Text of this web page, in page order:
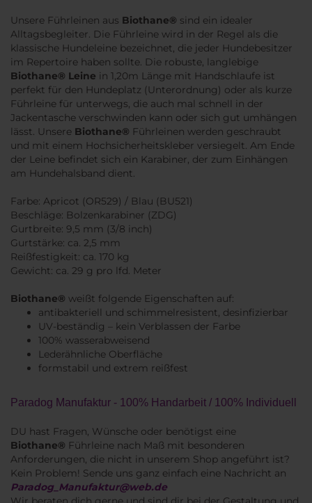
Unsere Führleinen aus Biothane® sind ein idealer
Alltagsbegleiter. Die Führleine wird in der Regel als die
klassische Hundeleine bezeichnet, die jeder Hundebesitzer
im Repertoire haben sollte. Die robuste, langlebige
Biothane® Leine in 1,20m Länge mit Handschlaufe ist
perfekt für den Hundeplatz (Unterordnung) oder als kurze
Führleine für unterwegs, die auch mal schnell in der
Jackentasche verschwinden kann oder sich gut umhängen
lässt. Unsere Biothane® Führleinen werden geschraubt
und mit einem Hochsicherheitskleber versiegelt. Am Ende
der Leine befindet sich ein Karabiner, der zum Einhängen
am Hundehalsband dient.
Farbe: Apricot (OR529) / Blau (BU521)
Beschläge: Bolzenkarabiner (ZDG)
Gurtbreite: 9,5 mm (3/8 inch)
Gurtstärke: ca. 2,5 mm
Reißfestigkeit: ca. 170 kg
Gewicht: ca. 29 g pro lfd. Meter
Biothane® weißt folgende Eigenschaften auf:
antibakteriell und schimmelresistent, desinfizierbar
UV-beständig – kein Verblassen der Farbe
100% wasserabweisend
Lederähnliche Oberfläche
formstabil und extrem reißfest
Paradog Manufaktur - 100% Handarbeit / 100% Individuell
DU hast Fragen, Wünsche oder benötigst eine
Biothane® Führleine nach Maß mit besonderen
Anforderungen, die nicht in unserem Shop angeführt ist?
Kein Problem! Sende uns ganz einfach eine Nachricht an
Paradog_Manufaktur@web.de